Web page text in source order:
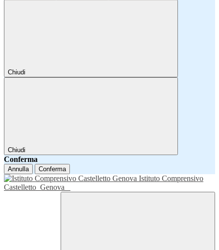
Chiudi
Chiudi
Conferma
Annulla Conferma
Istituto Comprensivo
Castelletto Genova